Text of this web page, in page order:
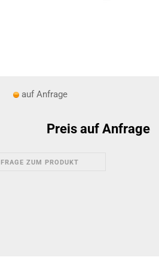
auf Anfrage
Preis auf Anfrage
FRAGE ZUM PRODUKT